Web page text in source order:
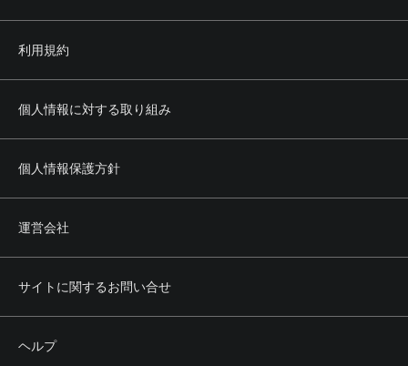
利用規約
個人情報に対する取り組み
個人情報保護方針
運営会社
サイトに関するお問い合せ
ヘルプ